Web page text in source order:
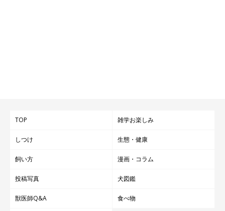
TOP 雑学お楽しみ
しつけ 生態・健康
飼い方 漫画・コラム
投稿写真 犬図鑑
獣医師Q&A 食べ物